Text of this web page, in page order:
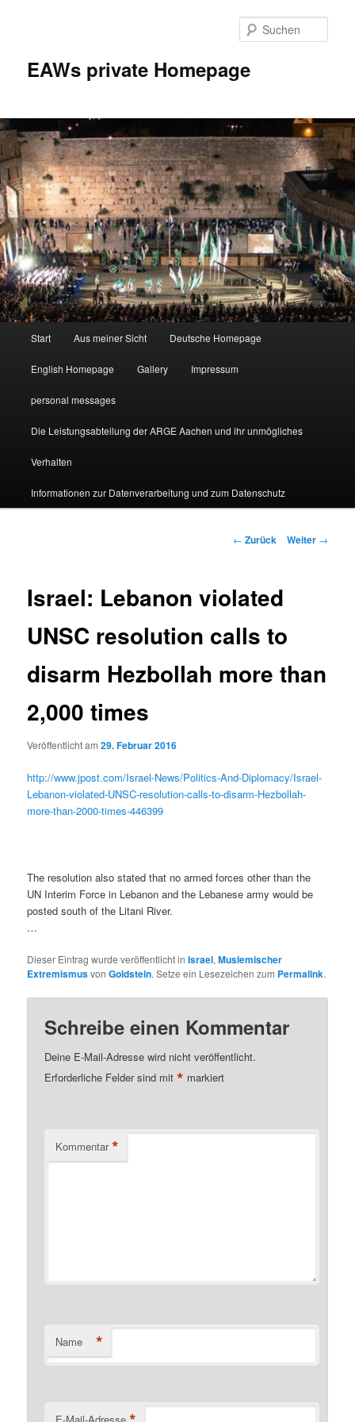
EAWs private Homepage
Start Aus meiner Sicht Deutsche Homepage
English Homepage Gallery Impressum
personal messages
Die Leistungsabteilung der ARGE Aachen und ihr unmögliches
Verhalten
Informationen zur Datenverarbeitung und zum Datenschutz
Beitragsnavigation
← Zurück Weiter →
Israel: Lebanon violated
UNSC resolution calls to
disarm Hezbollah more than
2,000 times
Veröffentlicht am29. Februar 2016
http://www.jpost.com/Israel-News/Politics-And-Diplomacy/Israel-
Lebanon-violated-UNSC-resolution-calls-to-disarm-Hezbollah-
more-than-2000-times-446399
The resolution also stated that no armed forces other than the
UN Interim Force in Lebanon and the Lebanese army would be
posted south of the Litani River.
…
Dieser Eintrag wurde veröffentlicht inIsrael,Muslemischer
ExtremismusvonGoldstein. Setze ein Lesezeichen zum Permalink.
Schreibe einen Kommentar
Deine E-Mail-Adresse wird nicht veröffentlicht.
Erforderliche Felder sind mit* markiert
Kommentar *
Name *